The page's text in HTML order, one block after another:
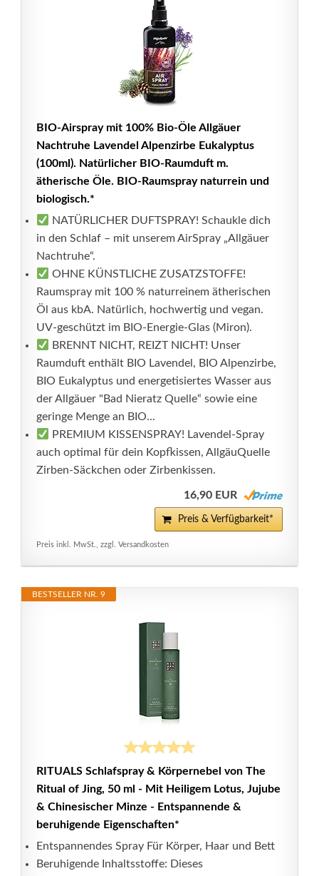
BIO-Airspray mit 100% Bio-Öle Allgäuer
Nachtruhe Lavendel Alpenzirbe Eukalyptus
(100ml). Natürlicher BIO-Raumduft m.
ätherische Öle. BIO-Raumspray naturrein und
biologisch.*
NATÜRLICHER DUFTSPRAY! Schaukle dich
in den Schlaf – mit unserem AirSpray „Allgäuer
Nachtruhe“.
OHNE KÜNSTLICHE ZUSATZSTOFFE!
Raumspray mit 100 % naturreinem ätherischen
Öl aus kbA. Natürlich, hochwertig und vegan.
UV-geschützt im BIO-Energie-Glas (Miron).
BRENNT NICHT, REIZT NICHT! Unser
Raumduft enthält BIO Lavendel, BIO Alpenzirbe,
BIO Eukalyptus und energetisiertes Wasser aus
der Allgäuer "Bad Nieratz Quelle“ sowie eine
geringe Menge an BIO...
PREMIUM KISSENSPRAY! Lavendel-Spray
auch optimal für dein Kopfkissen, AllgäuQuelle
Zirben-Säckchen oder Zirbenkissen.
16,90 EUR
Preis & Verfügbarkeit*
Preis inkl. MwSt., zzgl. Versandkosten
BESTSELLER NR. 9
RITUALS Schlafspray & Körpernebel von The
Ritual of Jing, 50 ml - Mit Heiligem Lotus, Jujube
& Chinesischer Minze - Entspannende &
beruhigende Eigenschaften*
Entspannendes Spray Für Körper, Haar und Bett
Beruhigende Inhaltsstoffe: Dieses